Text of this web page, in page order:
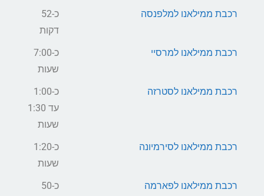
רכבת ממילאנו למלפנסה
כ-52
דקות
רכבת ממילאנו למרסיי
כ-7:00
שעות
רכבת ממילאנו לסטרזה
כ-1:00
עד 1:30
שעות
רכבת ממילאנו לסירמיונה
כ-1:20
שעות
רכבת ממילאנו לפארמה
כ-50